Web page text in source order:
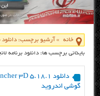
خانه » آرشیو برچسب: دانلود
بایگانی برچسب ها: دانلود برنامه
گوشی اندروید